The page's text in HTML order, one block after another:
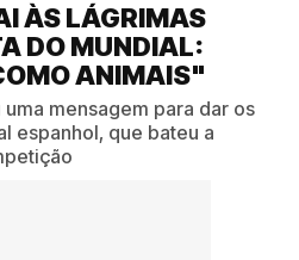
ÀS LÁGRIMAS
DO MUNDIAL:
ANIMAIS"
mensagem para dar os
espanhol, que bateu a